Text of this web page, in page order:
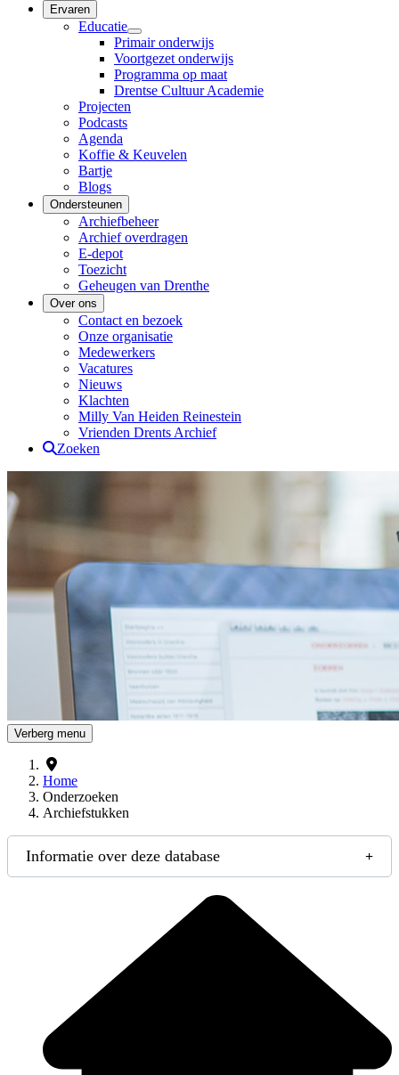
Ervaren
Educatie
Primair onderwijs
Voortgezet onderwijs
Programma op maat
Drentse Cultuur Academie
Projecten
Podcasts
Agenda
Koffie & Keuvelen
Bartje
Blogs
Ondersteunen
Archiefbeheer
Archief overdragen
E-depot
Toezicht
Geheugen van Drenthe
Over ons
Contact en bezoek
Onze organisatie
Medewerkers
Vacatures
Nieuws
Klachten
Milly Van Heiden Reinestein
Vrienden Drents Archief
Zoeken
Drents Archief
Verberg menu
Home
Onderzoeken
Archiefstukken
Informatie over deze database